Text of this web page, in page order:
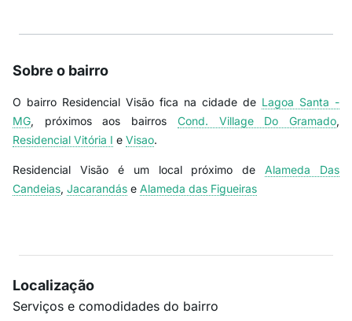
Sobre o bairro
O bairro Residencial Visão fica na cidade de Lagoa Santa -
MG, próximos aos bairros Cond. Village Do Gramado,
Residencial Vitória I e Visao.
Residencial Visão é um local próximo deAlameda Das
Candeias, Jacarandás e Alameda das Figueiras
Localização
Serviços e comodidades do bairro